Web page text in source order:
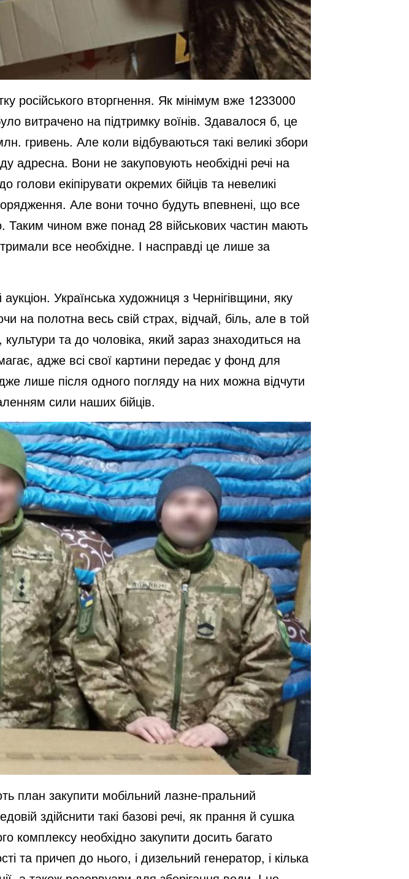
російського вторгнення. Як мінімум вже 1233000
витрачено на підтримку воїнів. Здавалося б, це
гривень. Але коли відбуваються такі великі збори
Вони не закуповують необхідні речі на
голови екіпірувати окремих бійців та невеликі
Але вони точно будуть впевнені, що все
Таким чином вже понад 28 військових частин мають
все необхідне. І насправді це лише за
Українська художниця з Чернігівщини, яку
на полотна весь свій страх, відчай, біль, але в той
та до чоловіка, який зараз знаходиться на
адже всі свої картини передає у фонд для
лише після одного погляду на них можна відчути
сили наших бійців.
план закупити мобільний лазне-пральний
здійснити такі базові речі, як прання й сушка
комплексу необхідно закупити досить багато
та причеп до нього, і дизельний генератор, і кілька